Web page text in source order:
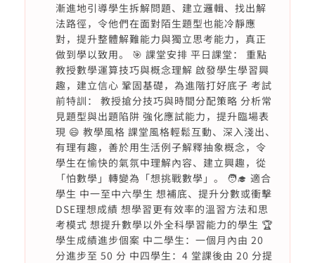
漸進地引導學生拆解問題、建立邏輯、找出解
法路徑，令他們在面對陌生題型也能冷靜應
對，提升整體解難能力與獨立思考能力，真正
做到學以致用。 🎯 課堂安排 平日課堂： 重點
教授數學運算技巧與概念理解 啟發學生學習興
趣，建立信心 鞏固基礎，為進階打好底子 考試
前特訓： 教授搶分技巧與時間分配策略 分析常
見題型與出題陷阱 強化應試能力，提升臨場表
現 😄 教學風格 課堂風格輕鬆互動、深入淺出、
有理有趣，善於用生活例子解釋抽象概念，令
學生在愉快的氣氛中理解內容、建立興趣，從
「怕數學」轉變為「想挑戰數學」。 🧑‍🎓 適合
學生 中一至中六學生 想補底、提升分數或衝擊
DSE理想成績 想學習更有效率的溫習方法和思
考模式 想提升數學以外全科學習能力的學生 🏆
學生成績進步個案 中二學生：一個月內由 20
分進步至 50 分 中四學生：4 堂課後由 20 分提